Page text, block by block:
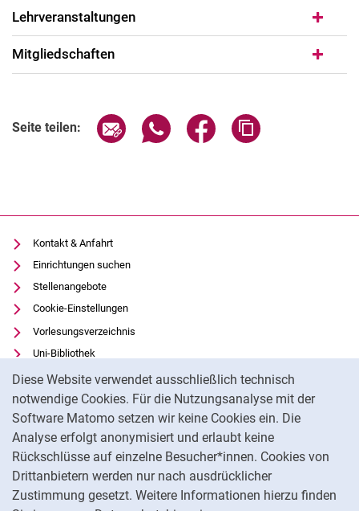
Diese Website verwendet ausschließlich technisch
notwendige Cookies. Für die Nutzungsanalyse mit der
Software Matomo setzen wir keine Cookies ein. Die
Analyse erfolgt anonymisiert und erlaubt keine
Rückschlüsse auf einzelne Besucher*innen. Cookies von
Drittanbietern werden nur nach ausdrücklicher
Zustimmung gesetzt. Weitere Informationen hierzu finden
Lehrveranstaltungen
Mitgliedschaften
Seite teilen: Seite über E-Mail teilen
Seite über WhatsApp teilen
Seite über Facebook
Kontakt & Anfahrt
Einrichtungen suchen
Stellenangebote
Cookie-Einstellungen
Vorlesungsverzeichnis
Uni-Bibliothek
Moodle
Panopto
Datenschutz
Barrierefreiheit
Transparenter KI-Einsatz
Impressum